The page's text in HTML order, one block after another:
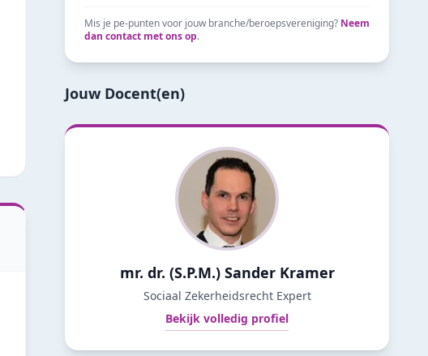
Mis je pe-punten voor jouw branche/beroepsvereniging? Neem
dan contact met ons op.
Jouw Docent(en)
mr. dr. (S.P.M.) Sander Kramer
Sociaal Zekerheidsrecht Expert
Bekijk volledig profiel